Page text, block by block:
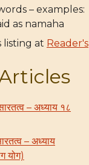
– examples:
as namaha
listing at Reader's
– अध्याय १८
– अध्याय
योग)